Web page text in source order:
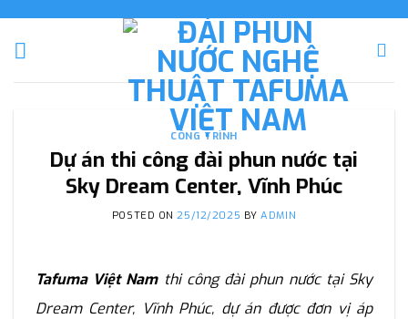
content
CÔNG TRÌNH
Dự án thi công đài phun nước tại
Sky Dream Center, Vĩnh Phúc
POSTED ON25/12/2025 BYADMIN
Tafuma Việt Namthi công đài phun nước tại Sky
Dream Center, Vĩnh Phúc, dự án được đơn vị áp